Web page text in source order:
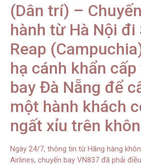
(Dân trí) –
hành từ Hà Nội đi
Reap
hạ cánh khẩn cấp
bay Đà Nẵng để
một hành khách
ngất xỉu trên
Ngày 24/7, thông tin từ Hãng hàng
Airlines, chuyến bay VN837 đã phải